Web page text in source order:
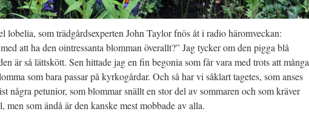
lobelia, som trädgårdsexperten John Taylor fnös åt i radio häromveckan:
att ha den ointressanta blomman överallt?” Jag tycker om den pigga blå
är så lättskött. Sen hittade jag en fin begonia som får vara med trots att många
som bara passar på kyrkogårdar. Och så har vi såklart tagetes, som anses
några petunior, som blommar snällt en stor del av sommaren och som kräver
men som ändå är den kanske mest mobbade av alla.